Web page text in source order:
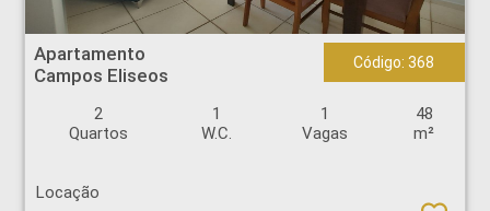
Apartamento - Campos Eliseos - Ribeirão Preto
Apartamento
Campos Eliseos
Código: 368
2
Quartos
1
W.C.
1
Vagas
48
m²
Locação